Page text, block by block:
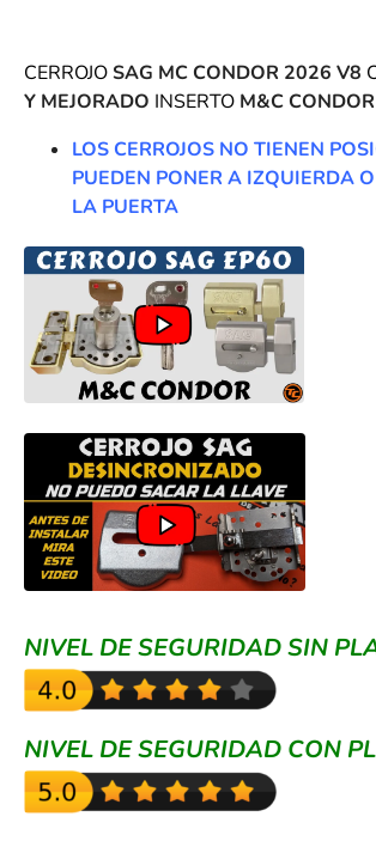
CERROJOSAG MC CONDOR 2026 V8
Y MEJORADO INSERTO M&C
LOS CERROJOS NO TIENEN
PUEDEN PONER A IZQUIERDA
LA PUERTA
NIVEL DE SEGURIDAD SIN
NIVEL DE SEGURIDAD CON